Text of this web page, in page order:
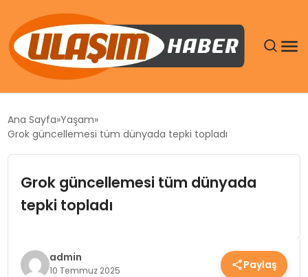
DÜNYA
EKONOMI
SPOR
Ana Sayfa Yaşam
Grok güncellemesi tüm dünyada tepki topladı
Grok güncellemesi tüm dünyada
tepki topladı
admin
10 Temmuz 2025 Paylaş